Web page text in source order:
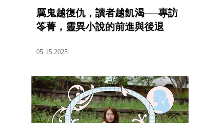
厲鬼越復仇，讀者越飢渴──專訪
笭菁，靈異小說的前進與後退
05.15.2025